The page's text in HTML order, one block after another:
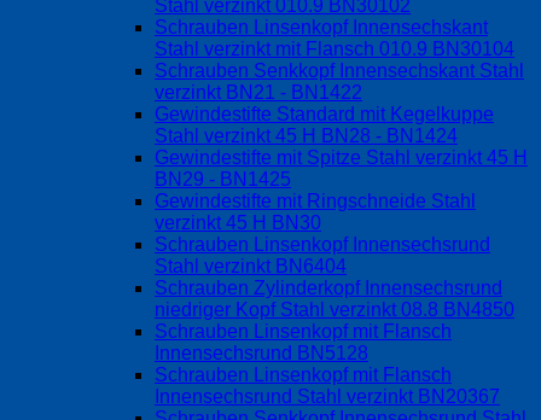
Stahl verzinkt 010.9 BN30102
Schrauben Linsenkopf Innensechskant
Stahl verzinkt mit Flansch 010.9 BN30104
Schrauben Senkkopf Innensechskant Stahl
verzinkt BN21 - BN1422
Gewindestifte Standard mit Kegelkuppe
Stahl verzinkt 45 H BN28 - BN1424
Gewindestifte mit Spitze Stahl verzinkt 45 H
BN29 - BN1425
Gewindestifte mit Ringschneide Stahl
verzinkt 45 H BN30
Schrauben Linsenkopf Innensechsrund
Stahl verzinkt BN6404
Schrauben Zylinderkopf Innensechsrund
niedriger Kopf Stahl verzinkt 08.8 BN4850
Schrauben Linsenkopf mit Flansch
Innensechsrund BN5128
Schrauben Linsenkopf mit Flansch
Innensechsrund Stahl verzinkt BN20367